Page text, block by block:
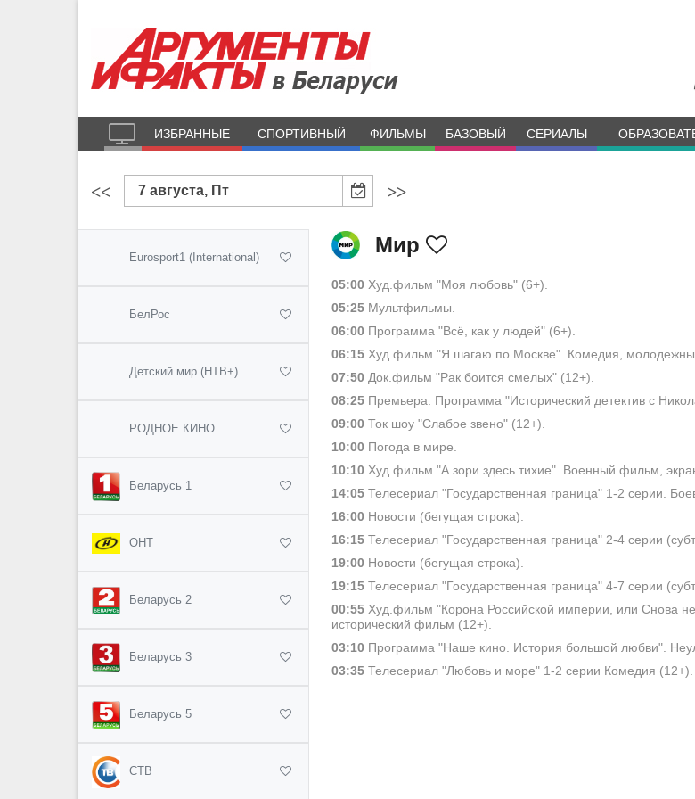
ИЗБРАННЫЕ СПОРТИВНЫЙ ФИЛЬМЫ БАЗОВЫЙ СЕРИАЛЫ
<< 7 августа, Пт >>
Eurosport1 (International)
БелРос
Детский мир (НТВ+)
РОДНОЕ КИНО
Беларусь 1
ОНТ
Беларусь 2
Беларусь 3
Беларусь 5
СТВ
Мир
05:00 Худ.фильм "Моя любовь" (6+).
05:25 Мультфильмы.
06:00 Программа "Всё, как у людей" (6+).
06:15 Худ.фильм "Я шагаю по Москве". Комедия,
07:50 Док.фильм "Рак боится смелых" (12+).
08:25 Премьера. Программа "Исторический детектив с
09:00 Ток шоу "Слабое звено" (12+).
10:00 Погода в мире.
10:10 Худ.фильм "А зори здесь тихие". Военный фильм,
14:05 Телесериал "Государственная граница" 1-2 серии.
16:00 Новости (бегущая строка).
16:15 Телесериал "Государственная граница" 2-4 серии
19:00 Новости (бегущая строка).
19:15 Телесериал "Государственная граница" 4-7 серии
00:55 Худ.фильм "Корона Российской империи, или Снова
исторический фильм (12+).
03:10 Программа "Наше кино. История большой любви".
03:35 Телесериал "Любовь и море" 1-2 серии Комедия (12+).